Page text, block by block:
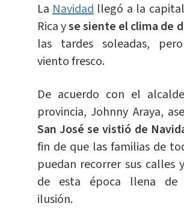
La Navidadllegó a la
Rica yse siente el clima de
las tardes soleadas,
viento fresco.
De acuerdo con el
provincia, Johnny Araya,
San José se vistió de
fin de que las familias de
puedan recorrer sus calles
de esta época llena de
ilusión.